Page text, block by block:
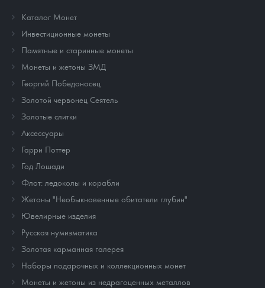
Каталог Монет
Инвестиционные монеты
Памятные и старинные монеты
Монеты и жетоны ЗМД
Георгий Победоносец
Золотой червонец Сеятель
Золотые слитки
Аксессуары
Гарри Поттер
Год Лошади
Флот: ледоколы и корабли
Жетоны "Необыкновенные обитатели глубин"
Ювелирные изделия
Русская нумизматика
Золотая карманная галерея
Наборы подарочных и коллекционных монет
Монеты и жетоны из недрагоценных металлов